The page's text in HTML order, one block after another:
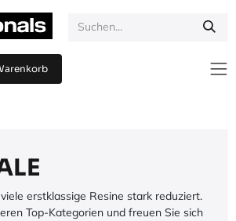
erstklassige Resine stark reduziert.
Top-Kategorien und freuen Sie sich